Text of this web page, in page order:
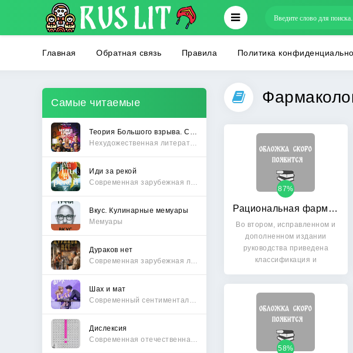
Главная Обратная связь Правила Политика
Самые читаемые
Иди за рекой
Вкус. Кулинарные мемуары
Мемуары
Дураков нет
Шах и мат
Дислексия
Рациональная фармакотерапия в акушерстве, гинекологии и неонатологии: Руководство для практикующих врачей. В 2-х томах. Том 2: Гинекология
87%
Во втором, исправленном и
дополненном издании
руководства приведена
классификация и
58%